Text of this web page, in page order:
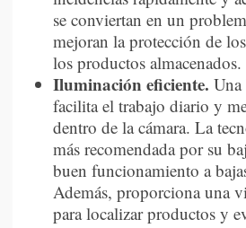
se conviertan en un
mejoran la protección de
los productos almacenados.
Iluminación eficiente.
facilita el trabajo diario y
dentro de la cámara. La
más recomendada por su
buen funcionamiento a
Además, proporciona una
para localizar productos y